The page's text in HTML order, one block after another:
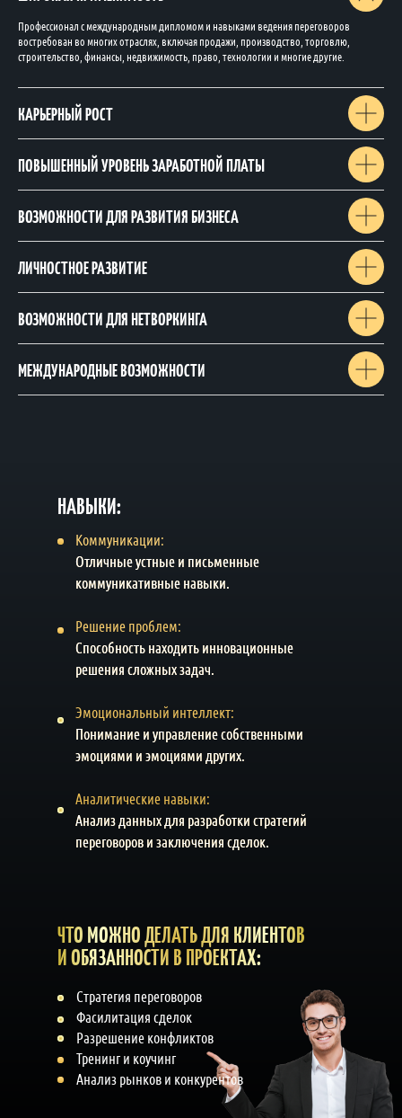
Профессионал с международным дипломом и навыками ведения переговоров
востребован во многих отраслях, включая продажи, производство, торговлю,
строительство, финансы, недвижимость, право, технологии и многие другие.
КАРЬЕРНЫЙ РОСТ
ПОВЫШЕННЫЙ УРОВЕНЬ ЗАРАБОТНОЙ ПЛАТЫ
ВОЗМОЖНОСТИ ДЛЯ РАЗВИТИЯ БИЗНЕСА
ЛИЧНОСТНОЕ РАЗВИТИЕ
ВОЗМОЖНОСТИ ДЛЯ НЕТВОРКИНГА
МЕЖДУНАРОДНЫЕ ВОЗМОЖНОСТИ
Коммуникации:
Отличные устные и письменные
коммуникативные навыки.
Решение проблем:
Способность находить инновационные
решения сложных задач.
Эмоциональный интеллект:
Понимание и управление собственными
эмоциями и эмоциями других.
Аналитические навыки:
Анализ данных для разработки стратегий
переговоров и заключения сделок.
ЧТО МОЖНО ДЕЛАТЬ ДЛЯ КЛИЕНТОВ
И ОБЯЗАННОСТИ В ПРОЕКТАХ:
НАВЫКИ:
Стратегия переговоров
Фасилитация сделок
Разрешение конфликтов
Тренинг и коучинг
Анализ рынков и конкурентов